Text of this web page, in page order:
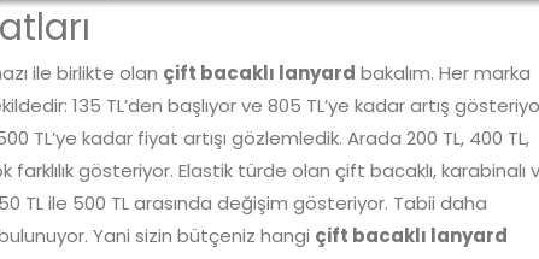
ile birlikte olan çift bacaklı lanyard bakalım. Her marka
135 TL’den başlıyor ve 805 TL’ye kadar artış
TL’ye kadar fiyat artışı gözlemledik. Arada 200 TL, 400 TL,
farklılık gösteriyor. Elastik türde olan çift bacaklı, karabinalı
TL ile 500 TL arasında değişim gösteriyor. Tabii daha
Yani sizin bütçeniz hangi çift bacaklı lanyard